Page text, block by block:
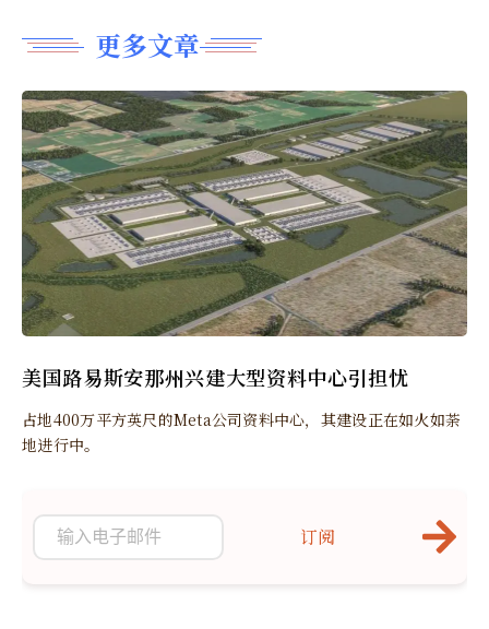
更多文章
美国路易斯安那州兴建大型资料中心引担忧
占地400万平方英尺的Meta公司资料中心，其建设正在如火如荼
地进行中。
订阅